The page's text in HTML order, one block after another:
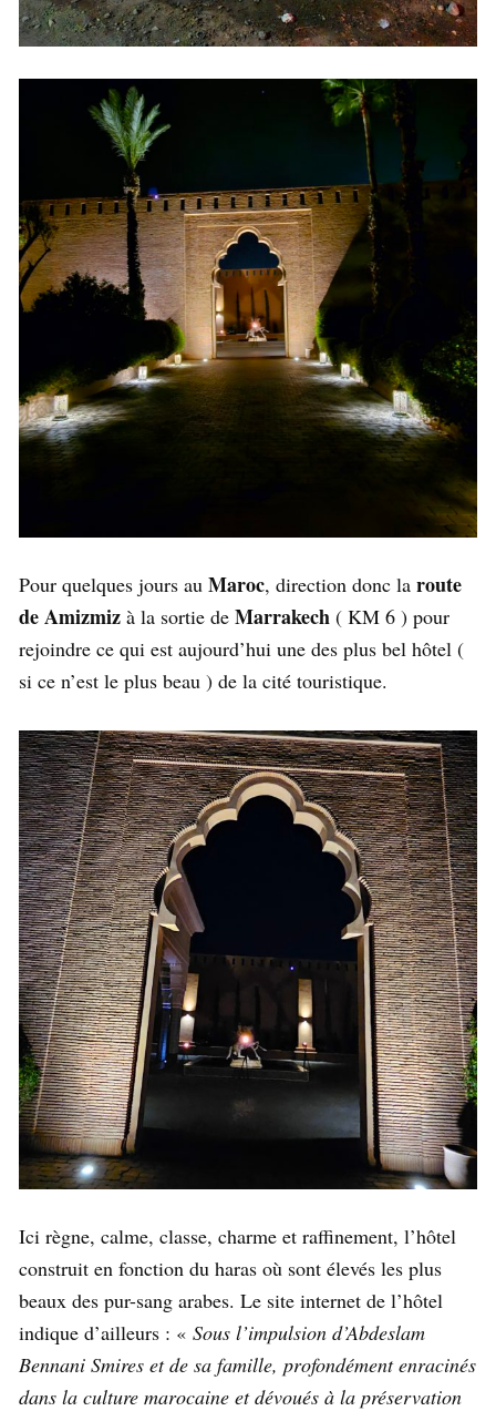
Pour quelques jours au Maroc, direction donc la route
de Amizmiz à la sortie de Marrakech ( KM 6 ) pour
rejoindre ce qui est aujourd’hui une des plus bel hôtel (
si ce n’est le plus beau ) de la cité touristique.
Ici règne, calme, classe, charme et raffinement, l’hôtel
construit en fonction du haras où sont élevés les plus
beaux des pur-sang arabes. Le site internet de l’hôtel
indique d’ailleurs : « Sous l’impulsion d’Abdeslam
Bennani Smires et de sa famille, profondément enracinés
dans la culture marocaine et dévoués à la préservation